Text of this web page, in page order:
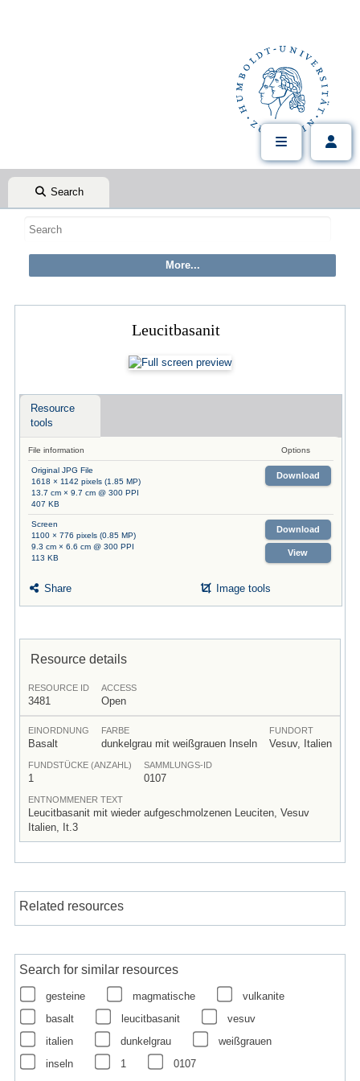
Search
Leucitbasanit
Resource
tools
File information Options
Original JPG File
1618 × 1142 pixels (1.85 MP)
13.7 cm × 9.7 cm @ 300 PPI
407 KB
Download
Screen
1100 × 776 pixels (0.85 MP)
9.3 cm × 6.6 cm @ 300 PPI
113 KB
Download
View
Share Image tools
Resource details
RESOURCE ID
3481
ACCESS
Open
EINORDNUNG
Basalt
FARBE
dunkelgrau mit weißgrauen Inseln
FUNDORT
Vesuv, Italien
FUNDSTÜCKE (ANZAHL)
1
SAMMLUNGS-ID
0107
ENTNOMMENER TEXT
Leucitbasanit mit wieder aufgeschmolzenen Leuciten, Vesuv
Italien, It.3
Related resources
Search for similar resources
gesteine magmatische
vulkanite
basalt
leucitbasanit
vesuv
italien
dunkelgrau
weißgrauen
inseln
1 0107